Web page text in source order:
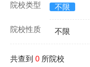
院校类型 不限
院校性质 不限
共查到 0 所院校